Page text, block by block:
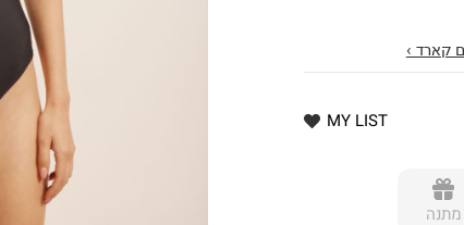
קארד ›
MY LIST
מתנה